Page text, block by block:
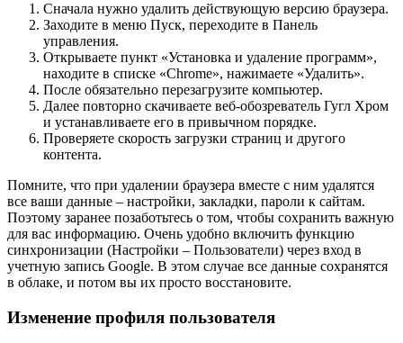
Сначала нужно удалить действующую версию браузера.
Заходите в меню Пуск, переходите в Панель
управления.
Открываете пункт «Установка и удаление программ»,
находите в списке «Chrome», нажимаете «Удалить».
После обязательно перезагрузите компьютер.
Далее повторно скачиваете веб-обозреватель Гугл Хром
и устанавливаете его в привычном порядке.
Проверяете скорость загрузки страниц и другого
контента.
Помните, что при удалении браузера вместе с ним удалятся
все ваши данные – настройки, закладки, пароли к сайтам.
Поэтому заранее позаботьтесь о том, чтобы сохранить важную
для вас информацию. Очень удобно включить функцию
синхронизации (Настройки – Пользователи) через вход в
учетную запись Google. В этом случае все данные сохранятся
в облаке, и потом вы их просто восстановите.
Изменение профиля пользователя